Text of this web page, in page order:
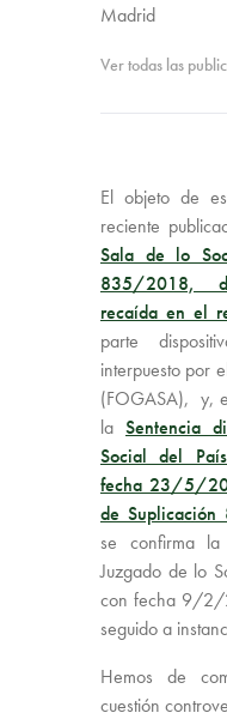
Madrid
Ver todas las
El objeto de
reciente
Sala de lo
835/2018,
recaída en el
parte
interpuesto por
(FOGASA), y,
la Sentencia
Social del
fecha 23/5/
de
se confirma
Juzgado de lo
con fecha 9/2/
seguido a
Hemos de
cuestión